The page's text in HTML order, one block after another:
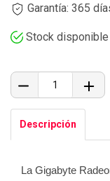
Garantía: 365
Stock disponible
Descripción
La Gigabyte